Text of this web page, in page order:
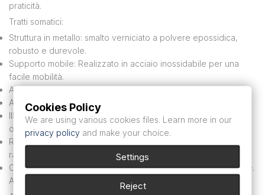
praticità.
Tratti somatici:
Struttura in metallo: smalto verniciato a polvere epossidica,
robusto e durevole.
Supporto mobile: Realizzato in acciaio inossidabile per una
facile mobilità.
Aspirazione: Sistema di gestione automatica delle secrezioni.
Aria compressa: spruzzatori di farmaci integrati.
Illuminazione: luce di raffreddamento a LED per una visibilità
ottimale.
Riscaldamento dello specchio: Immediatamente per esami
rapidi.
Cassetti: si chiudono silenziosamente per riporli comodamente.
Applicazioni:
Cookies Policy
We are using various cookies files. Learn more in our
privacy policy and make your choice.
Settings
Reject